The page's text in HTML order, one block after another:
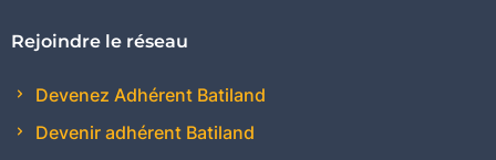
Rejoindre le réseau
Devenez Adhérent Batiland
Devenir adhérent Batiland